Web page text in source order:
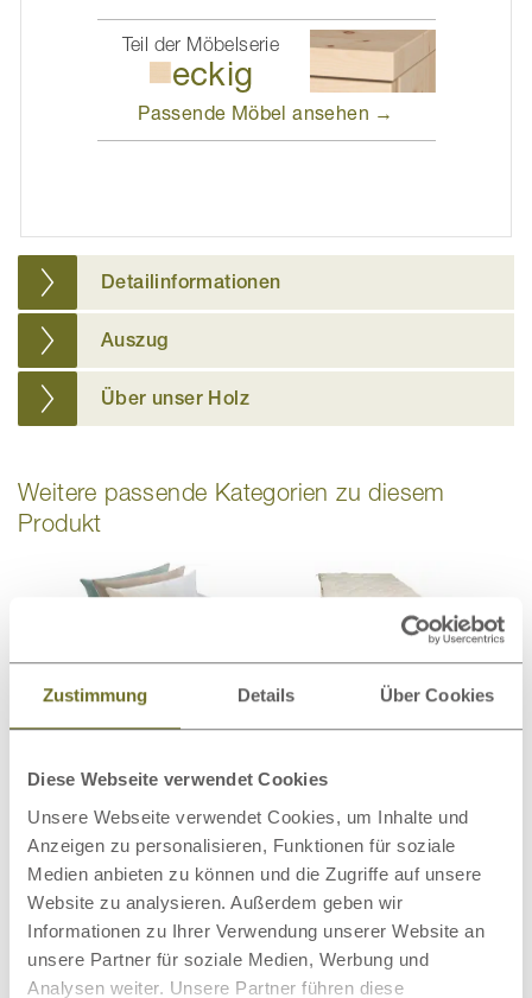
Zustimmung Details Über Cookies
Diese Webseite verwendet Cookies
Unsere Webseite verwendet Cookies, um Inhalte und
Anzeigen zu personalisieren, Funktionen für soziale
Medien anbieten zu können und die Zugriffe auf unsere
Website zu analysieren. Außerdem geben wir
Informationen zu Ihrer Verwendung unserer Website an
unsere Partner für soziale Medien, Werbung und
Analysen weiter. Unsere Partner führen diese
Teil der Möbelserie
eckig
Passende Möbelansehen →
Detailinformationen
Auszug
Über unser Holz
Weitere passende Kategorien zu diesem
Produkt
Bio-Bettwäsche Bettdecken
Matratzenschoner Wollteppiche